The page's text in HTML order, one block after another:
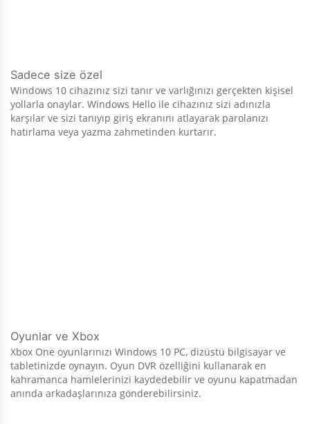
Sadece size özel
Windows 10 cihazınız sizi tanır ve varlığınızı gerçekten kişisel
yollarla onaylar. Windows Hello ile cihazınız sizi adınızla
karşılar ve sizi tanıyıp giriş ekranını atlayarak parolanızı
hatırlama veya yazma zahmetinden kurtarır.
Oyunlar ve Xbox
Xbox One oyunlarınızı Windows 10 PC, dizüstü bilgisayar ve
tabletinizde oynayın. Oyun DVR özelliğini kullanarak en
kahramanca hamlelerinizi kaydedebilir ve oyunu kapatmadan
anında arkadaşlarınıza gönderebilirsiniz.